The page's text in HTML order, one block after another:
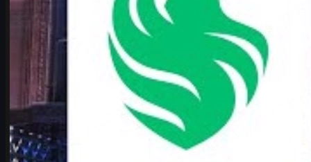
kirjoittanut
Johnson
Näytä lisää